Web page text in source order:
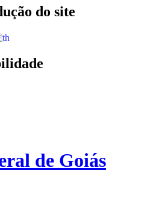
Acesso à informação
do site
de Goiás